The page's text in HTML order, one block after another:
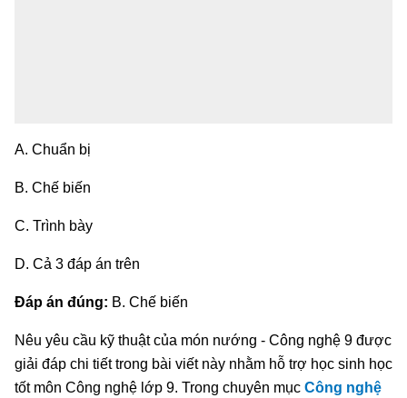
A. Chuẩn bị
B. Chế biến
C. Trình bày
D. Cả 3 đáp án trên
Đáp án đúng: B. Chế biến
Nêu yêu cầu kỹ thuật của món nướng - Công nghệ 9 được
giải đáp chi tiết trong bài viết này nhằm hỗ trợ học sinh học
tốt môn Công nghệ lớp 9. Trong chuyên mục Công nghệ